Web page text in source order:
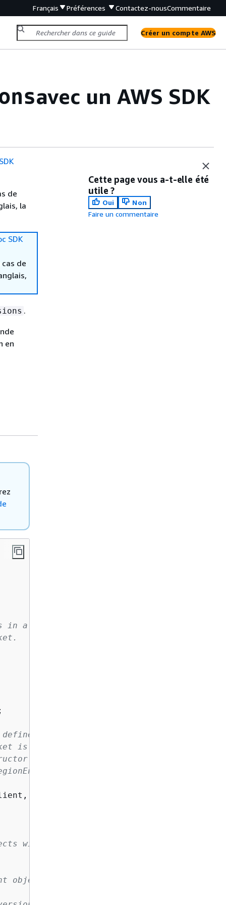
Français Préférences Contactez-nousCommentaire
Créer un compte AWS
avec un AWS SDK
de
la
SDK
de
.
en
a version enabled
defined is different from
is defined, pass the constant
like this:
bucketName);
within an Amazon S3
object used to call
Cette page vous a-t-elle été
utile ?
Oui
Non
Faire un commentaire